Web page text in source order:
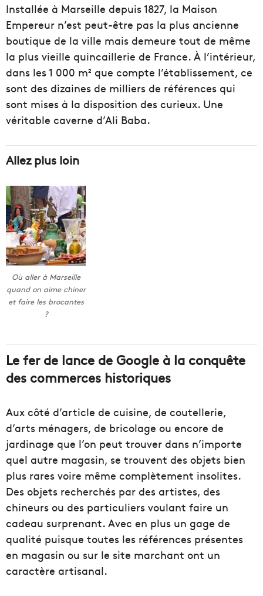
Installée à Marseille depuis 1827, la Maison
Empereur n’est peut-être pas la plus ancienne
boutique de la ville mais demeure tout de même
la plus vieille quincaillerie de France. À l’intérieur,
dans les 1 000 m² que compte l’établissement, ce
sont des dizaines de milliers de références qui
sont mises à la disposition des curieux. Une
véritable caverne d’Ali Baba.
Allez plus loin
Où aller à Marseille
quand on aime chiner
et faire les brocantes
?
Le fer de lance de Google à la conquête
des commerces historiques
Aux côté d’article de cuisine, de coutellerie,
d’arts ménagers, de bricolage ou encore de
jardinage que l’on peut trouver dans n’importe
quel autre magasin, se trouvent des objets bien
plus rares voire même complètement insolites.
Des objets recherchés par des artistes, des
chineurs ou des particuliers voulant faire un
cadeau surprenant. Avec en plus un gage de
qualité puisque toutes les références présentes
en magasin ou sur le site marchant ont un
caractère artisanal.